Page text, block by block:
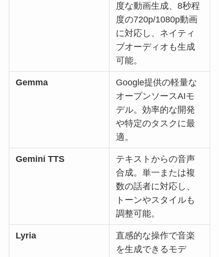
度な動画生成、8秒程
度の720p/1080p動画
に対応し、ネイティ
ブオーディオも生成
可能。
Gemma
Google提供の軽量な
オープンソースAIモ
デル。効率的な開発
や特定のタスクに最
適。
Gemini TTS
テキストからの音声
合成。単一または複
数の話者に対応し、
トーンやスタイルも
調整可能。
Lyria
直感的な操作で音楽
を生成できるモデ